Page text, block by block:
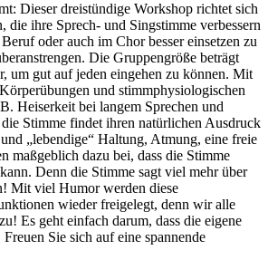
Dieser dreistündige Workshop richtet sich
die ihre Sprech- und Singstimme verbessern
oder auch im Chor besser einsetzen zu
Die Gruppengröße beträgt
um gut auf jeden eingehen zu können. Mit
und stimmphysiologischen
Heiserkeit bei langem Sprechen und
Stimme findet ihren natürlichen Ausdruck
„lebendige“ Haltung, Atmung, eine freie
maßgeblich dazu bei, dass die Stimme
Denn die Stimme sagt viel mehr über
Mit viel Humor werden diese
wieder freigelegt, denn wir alle
Es geht einfach darum, dass die eigene
Sie sich auf eine spannende